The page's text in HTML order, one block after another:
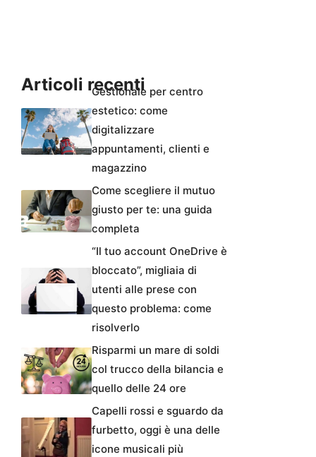
Articoli recentiGestionale per centro
estetico: come
digitalizzare
appuntamenti, clienti e
magazzino
Come scegliere il mutuo
giusto per te: una guida
completa
“Il tuo account OneDrive è
bloccato”, migliaia di
utenti alle prese con
questo problema: come
risolverlo
Risparmi un mare di soldi
col trucco della bilancia e
quello delle 24 ore
Capelli rossi e sguardo da
furbetto, oggi è una delle
icone musicali più